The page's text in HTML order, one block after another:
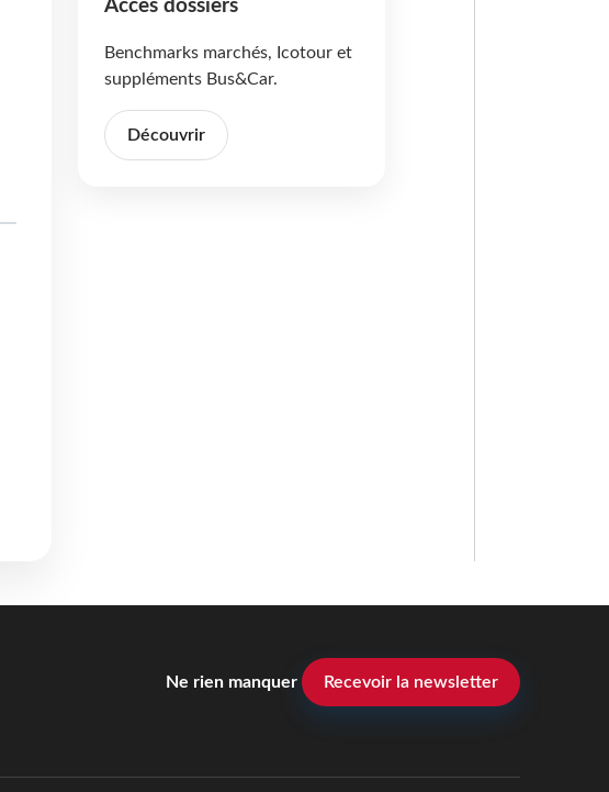
Accès dossiers
Benchmarks marchés, Icotour et
suppléments Bus&Car.
Découvrir
Ne rien manquer Recevoir la newsletter